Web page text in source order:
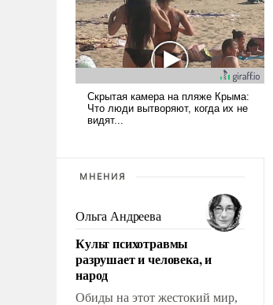
МНЕНИЯ
Ольга Андреева
Культ психотравмы
разрушает и человека, и
народ
Обиды на этот жестокий мир,